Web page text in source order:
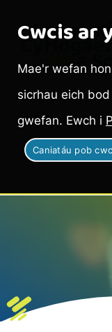
Cwcis ar
Mae'r wefan
sicrhau eich
gwefan. Ewch i
Caniatáu pob